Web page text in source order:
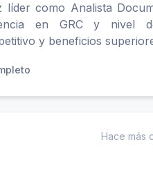
como Analista
en GRC y nivel
y beneficios
Hace más